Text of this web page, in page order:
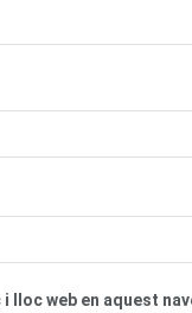
lloc web en aquest